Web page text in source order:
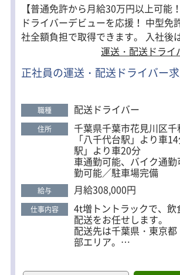
【普通免許から月給30万円以上可能！】 未経験
ドライバーデビューを応援！ 中型免
社全額負担で取得できます。 入社後は1～2ヶ月の同
乗研修があるため、配送の流れや運
かり習得してから独り立ち可能。 完全週休2日制・
賞与年2回・入社祝い金15万円支給な
て働ける環境です。 将来的には運行管理などへのキ
ャリアアップも可能です♪
運送・配送ドライ
正社員の運送・配送ドライバー
職種 配送ドライバー
住所 千葉県千葉市花見川区
「八千代台駅」より車
駅」より車20分
車通勤可能、バイク通
勤可能／駐車場完備
給与 月給308,000円
仕事内容 4t増トントラックで、飲
配送をお任せします。
配送先は千葉県・東京
部エリア。